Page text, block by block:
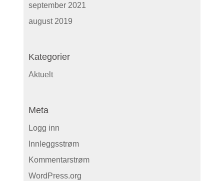
september 2021
august 2019
Kategorier
Aktuelt
Meta
Logg inn
Innleggsstrøm
Kommentarstrøm
WordPress.org